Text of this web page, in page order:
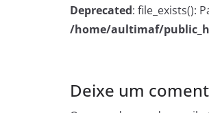
Deprecated: file_exists():
/home/aultimaf/
Deixe um